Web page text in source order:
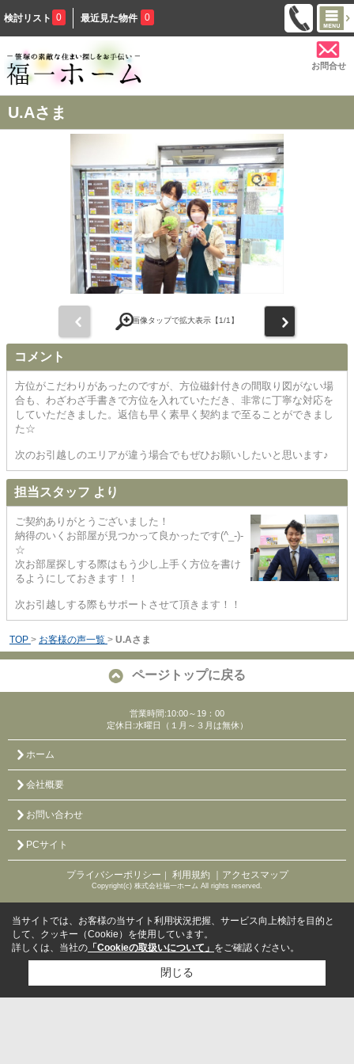
検討リスト 0 最近見た物件 0
お問合せ
U.Aさま
画像タップで拡大表示【1/1】
コメント
方位がこだわりがあったのですが、方位磁針付きの間取り図がない場
合も、わざわざ手書きで方位を入れていただき、非常に丁寧な対応を
していただきました。返信も早く素早く契約まで至ることができまし
た☆
次のお引越しのエリアが違う場合でもぜひお願いしたいと思います♪
担当スタッフ より
ご契約ありがとうございました！
納得のいくお部屋が見つかって良かったです(^_-)-
☆
次お部屋探しする際はもう少し上手く方位を書け
るようにしておきます！！
次お引越しする際もサポートさせて頂きます！！
TOP > お客様の声一覧 > U.Aさま
ページトップに戻る
営業時間:10:00～19：00
定休日:水曜日（１月～３月は無休）
ホーム
会社概要
お問い合わせ
PCサイト
プライバシーポリシー ｜ 利用規約 ｜アクセスマップ
Copyright(c) 株式会社福一ホーム All rights reserved.
当サイトでは、お客様の当サイト利用状況把握、サービス向上検討を目的と
して、クッキー（Cookie）を使用しています。
詳しくは、当社の 「Cookieの取扱いについて」 をご確認ください。
閉じる